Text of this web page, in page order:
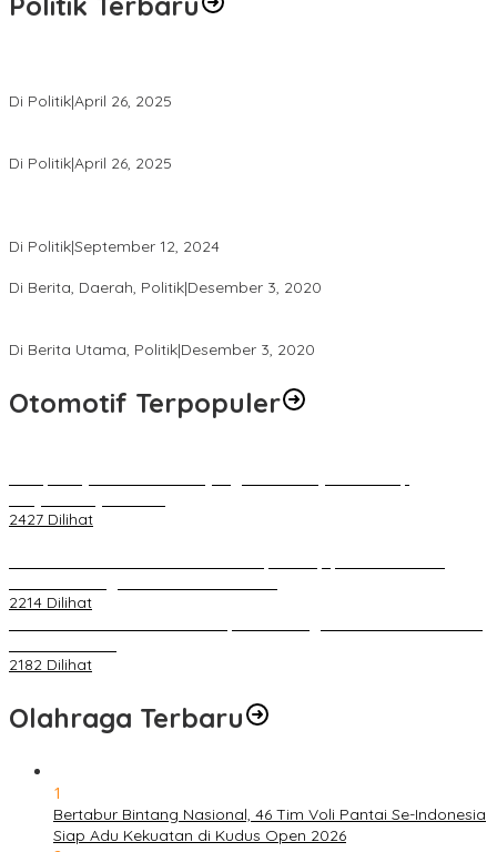
Di Politik|April 26, 2025
Di Politik|April 26, 2025
Di Politik|September 12, 2024
Di Berita, Daerah, Politik|Desember 3, 2020
Di Berita Utama, Politik|Desember 3, 2020
Otomotif Terpopuler
2427 Dilihat
2214 Dilihat
2182 Dilihat
Olahraga Terbaru
1
Bertabur Bintang Nasional, 46 Tim Voli Pantai Se-Indonesia
Siap Adu Kekuatan di Kudus Open 2026